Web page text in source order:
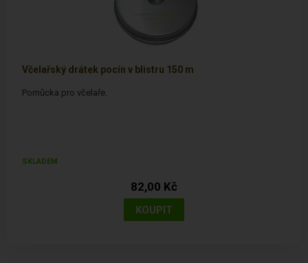
Včelařský drátek pocín v blistru 150 m
Pomůcka pro včelaře.
SKLADEM
82,00 Kč